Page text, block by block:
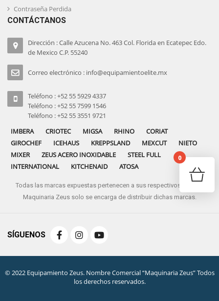
Contraseña Perdida
CONTÁCTANOS
Dirección : Calle Azucena No. 463 Col. Florida en Ecatepec Edo.
de Mexico C.P. 55240
Correo electrónico : info@equipamientoelite.mx
Teléfono : +52 55 5929 4337
Teléfono : +52 55 7599 1546
Teléfono : +52 55 3551 9721
IMBERA
CRIOTEC MIGSA RHINO
CORIAT
GIROCHEF
ICEHAUS KREPPSLAND MEXCUT
NIETO
MIXER
ZEUS ACERO INOXIDABLE
STEEL FULL
INTERNATIONAL
KITCHENAID ATOSA
Todas las marcas expuestas pertenecen a sus respectivos dueños
Maquinaria Zeus solo se encarga de distribuir dichas marcas.
SÍGUENOS
© 2022 Equipamiento Zeus. Nombre Comercial “Maquinaria Zeus” Todos
los derechos reservados.
0